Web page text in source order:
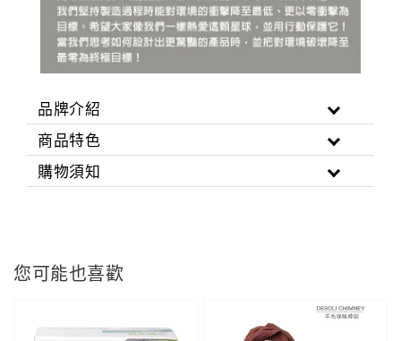
品牌介紹
商品特色
購物須知
您可能也喜歡